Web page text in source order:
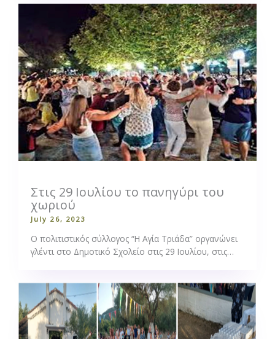
Στις 29 Ιουλίου το πανηγύρι του
χωριού
July 26, 2023
Ο πολιτιστικός σύλλογος “Η Αγία Τριάδα” οργανώνει
γλέντι στο Δημοτικό Σχολείο στις 29 Ιουλίου, στις…